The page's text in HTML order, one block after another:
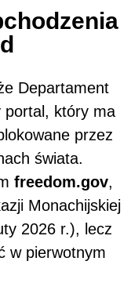
Departament
portal, który ma
przez
świata.
freedom.gov,
Monachijskiej
2026 r.), lecz
w pierwotnym